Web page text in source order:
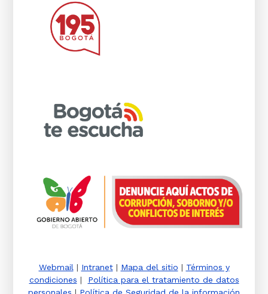
Webmail | Intranet| Mapa del sitio | Términos y
condiciones | Política para el tratamiento de datos
personales | Política de Seguridad de la información